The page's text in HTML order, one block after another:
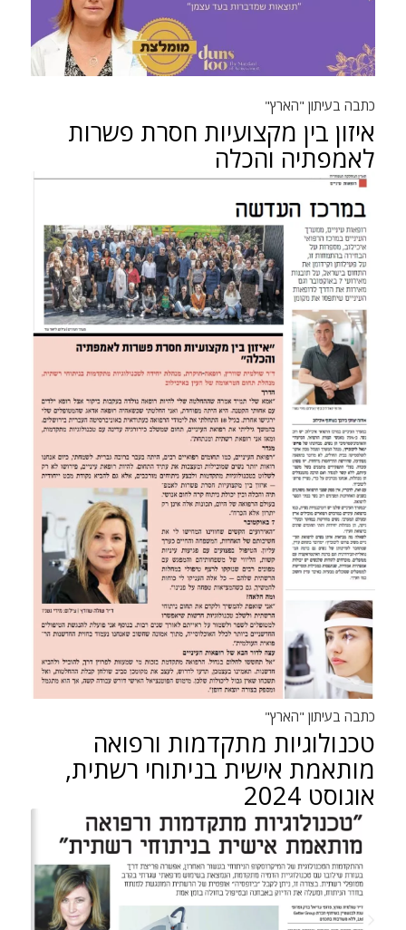
כתבה בעיתון "הארץ"
איזון בין מקצועיות חסרת פשרות
לאמפתיה והכלה
כתבה בעיתון "הארץ"
טכנולוגיות מתקדמות ורפואה
מותאמת אישית בניתוחי רשתית,
אוגוסט 2024